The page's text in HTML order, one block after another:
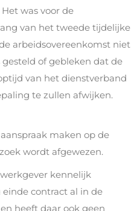
was voor de
van het tweede tijdelijke
arbeidsovereenkomst niet
of gebleken dat de
van het dienstverband
te zullen afwijken.
maken op de
wordt afgewezen.
kennelijk
contract al in de
heeft daar ook geen